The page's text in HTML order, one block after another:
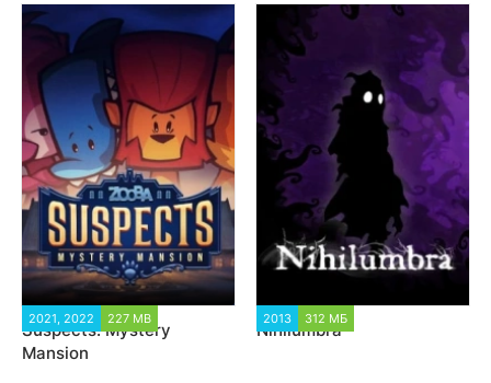
2021, 2022 227 MB
Suspects: Mystery
Mansion
2013 312 МБ
Nihilumbra